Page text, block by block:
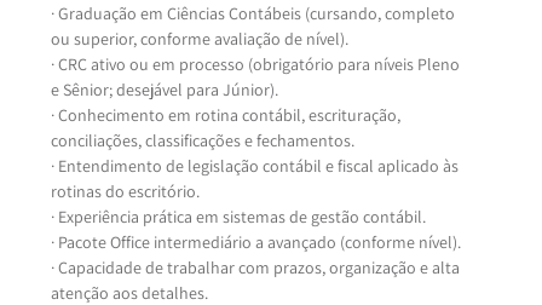
· Graduação em Ciências Contábeis (cursando, completo
ou superior, conforme avaliação de nível).
· CRC ativo ou em processo (obrigatório para níveis Pleno
e Sênior; desejável para Júnior).
· Conhecimento em rotina contábil, escrituração,
conciliações, classificações e fechamentos.
· Entendimento de legislação contábil e fiscal aplicado às
rotinas do escritório.
· Experiência prática em sistemas de gestão contábil.
· Pacote Office intermediário a avançado (conforme nível).
· Capacidade de trabalhar com prazos, organização e alta
atenção aos detalhes.